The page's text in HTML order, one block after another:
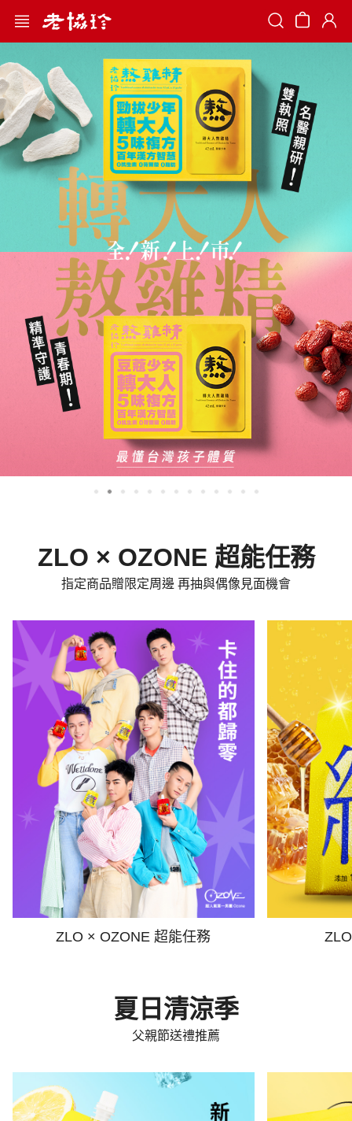
Search
ZLO × OZONE 超能任務
指定商品贈限定周邊 再抽與偶像見面機會
ZLO × OZONE 超能任務
夏日清涼季
父親節送禮推薦